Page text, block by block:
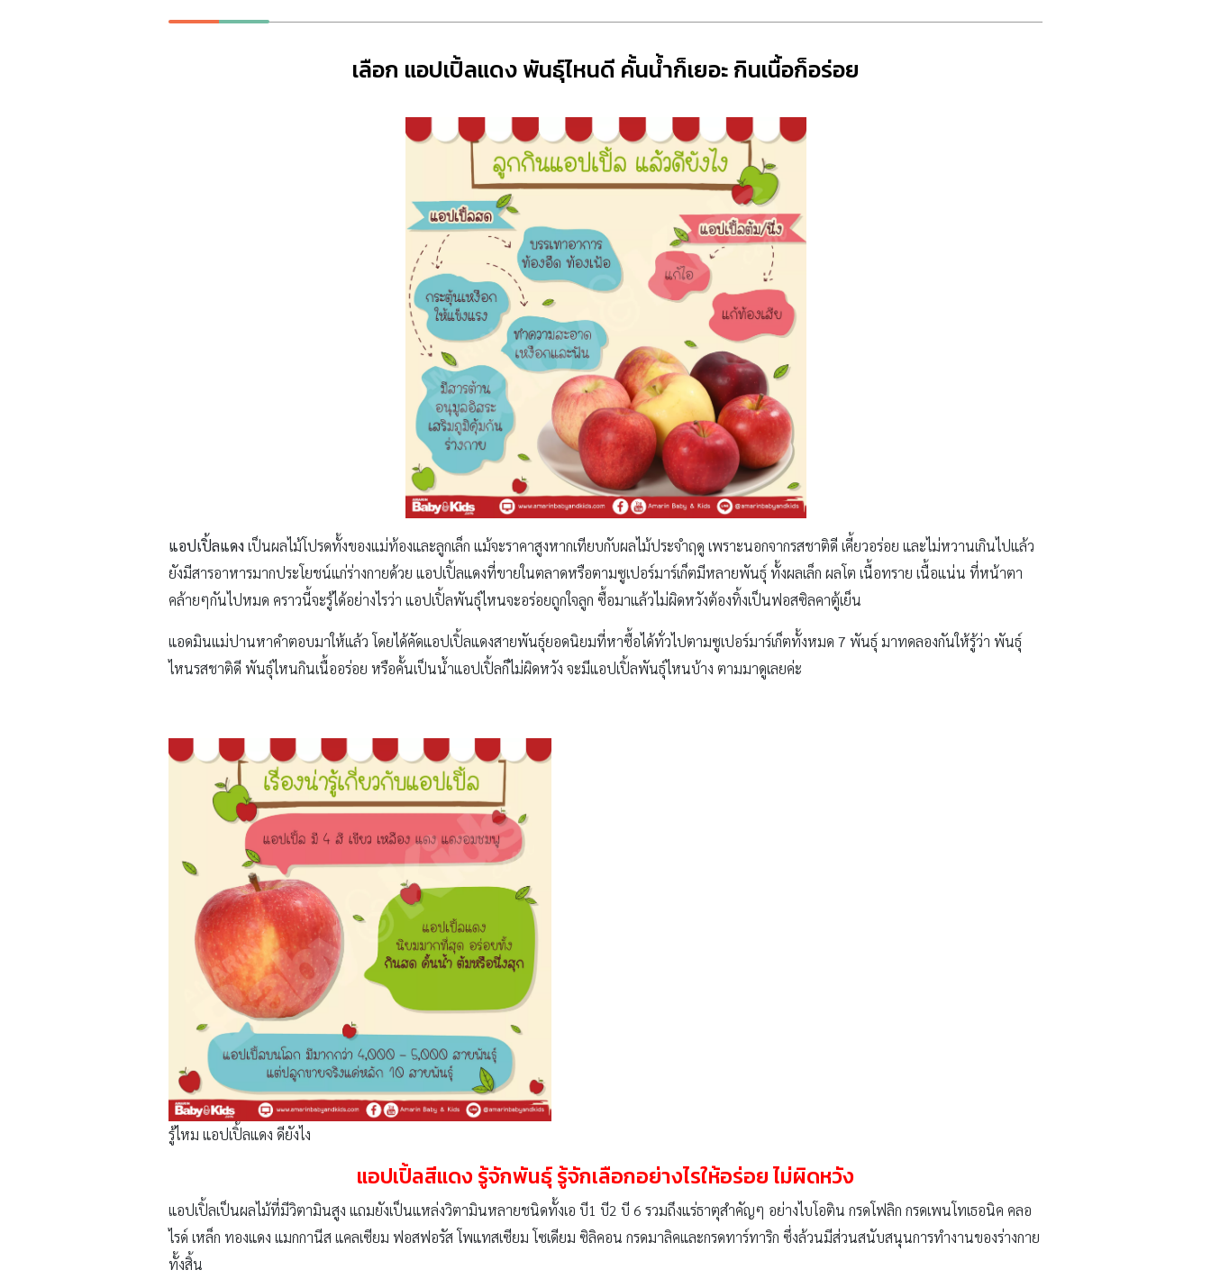
เลือก แอปเปิ้ลแดง พันธุ์ไหนดี คั้นน้ำก็เยอะ กินเนื้อก็อร่อย
แอปเปิ้ลแดง เป็นผลไม้โปรดทั้งของแม่ท้องและลูกเล็ก แม้จะราคาสูงหากเทียบกับผลไม้ประจำฤดู เพราะนอกจากรสชาติดี เคี้ยวอร่อย และไม่หวานเกินไปแล้ว
ยังมีสารอาหารมากประโยชน์แก่ร่างกายด้วย แอปเปิ้ลแดงที่ขายในตลาดหรือตามซูเปอร์มาร์เก็ตมีหลายพันธุ์ ทั้งผลเล็ก ผลโต เนื้อทราย เนื้อแน่น ที่หน้าตา
คล้ายๆกันไปหมด คราวนี้จะรู้ได้อย่างไรว่า แอปเปิ้ลพันธุ์ไหนจะอร่อยถูกใจลูก ซื้อมาแล้วไม่ผิดหวังต้องทิ้งเป็นฟอสซิลคาตู้เย็น
แอดมินแม่ปานหาคำตอบมาให้แล้ว โดยได้คัดแอปเปิ้ลแดงสายพันธุ์ยอดนิยมที่หาซื้อได้ทั่วไปตามซูเปอร์มาร์เก็ตทั้งหมด 7 พันธุ์ มาทดลองกันให้รู้ว่า พันธุ์
ไหนรสชาติดี พันธุ์ไหนกินเนื้ออร่อย หรือคั้นเป็นน้ำแอปเปิ้ลก็ไม่ผิดหวัง จะมีแอปเปิ้ลพันธุ์ไหนบ้าง ตามมาดูเลยค่ะ
รู้ไหม แอปเปิ้ลแดง ดียังไง
แอปเปิ้ลสีแดง รู้จักพันธุ์ รู้จักเลือกอย่างไรให้อร่อย ไม่ผิดหวัง
แอปเปิ้ลเป็นผลไม้ที่มีวิตามินสูง แถมยังเป็นแหล่งวิตามินหลายชนิดทั้งเอ บี1 บี2 บี 6 รวมถึงแร่ธาตุสำคัญๆ อย่างไบโอติน กรดโฟลิก กรดเพนโทเธอนิค คลอ
ไรด์ เหล็ก ทองแดง แมกกานีส แคลเซียม ฟอสฟอรัส โพแทสเซียม โซเดียม ซิลิคอน กรดมาลิคและกรดทาร์ทาริก ซึ่งล้วนมีส่วนสนับสนุนการทำงานของร่างกาย
ทั้งสิ้น